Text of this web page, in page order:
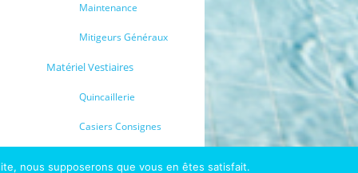
Maintenance
Mitigeurs Généraux
Matériel Vestiaires
Quincaillerie
Casiers Consignes
nous supposerons que vous en êtes satisfait.